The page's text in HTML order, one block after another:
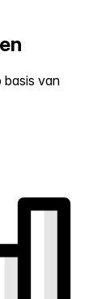
basis van